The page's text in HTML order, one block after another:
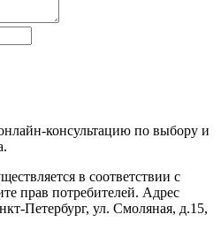
консультацию по выбору и
в соответствии с
прав потребителей. Адрес
Петербург, ул. Смоляная, д.15,